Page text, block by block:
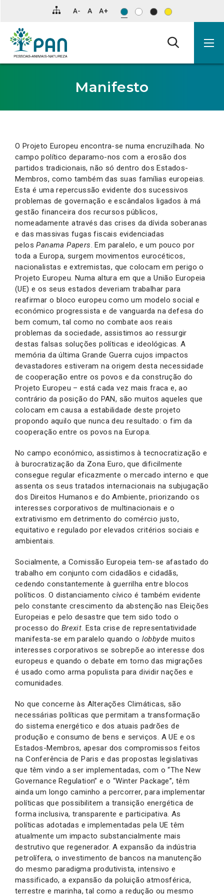
para
conteúdo
principal
da
Manifesto
O Projeto Europeu encontra-se numa encruzilhada. No
campo político deparamo-nos com a erosão dos
partidos tradicionais, não só dentro dos Estados-
Membros, como também das suas famílias europeias.
Esta é uma repercussão evidente dos sucessivos
problemas de governação e escândalos ligados à má
gestão financeira dos recursos públicos,
nomeadamente através das crises da dívida soberanas
e das massivas fugas fiscais evidenciadas
pelosPanama Papers. Em paralelo, e um pouco por
toda a Europa, surgem movimentos eurocéticos,
nacionalistas e extremistas, que colocam em perigo o
Projeto Europeu. Numa altura em que a União Europeia
(UE) e os seus estados deveriam trabalhar para
reafirmar o bloco europeu como um modelo social e
económico progressista e de vanguarda na defesa do
bem comum, tal como no combate aos reais
problemas da sociedade, assistimos ao ressurgir
destas falsas soluções políticas e ideológicas. A
memória da última Grande Guerra cujos impactos
devastadores estiveram na origem desta necessidade
de cooperação entre os povos e da construção do
Projeto Europeu – está cada vez mais fraca e, ao
contrário da posição do PAN, são muitos aqueles que
colocam em causa a estabilidade deste projeto
propondo aquilo que nunca deu resultado: o fim da
cooperação entre os povos na Europa.
No campo económico, assistimos à tecnocratização e
à burocratização da Zona Euro, que dificilmente
consegue regular eficazmente o mercado interno e que
assenta os seus tratados internacionais na subjugação
dos Direitos Humanos e do Ambiente, priorizando os
interesses corporativos de multinacionais e o
extrativismo em detrimento do comércio justo,
equitativo e regulado por elevados critérios sociais e
ambientais.
Socialmente, a Comissão Europeia tem-se afastado do
trabalho em conjunto com cidadãos e cidadãs,
cedendo constantemente à guerrilha entre blocos
políticos. O distanciamento cívico é também evidente
pelo constante crescimento da abstenção nas Eleições
Europeias e pelo desastre que tem sido todo o
processo do Brexit. Esta crise de representatividade
manifesta-se em paralelo quando o lobbyde muitos
interesses corporativos se sobrepõe ao interesse dos
europeus e quando o debate em torno das migrações
é usado como arma populista para dividir nações e
comunidades.
No que concerne às Alterações Climáticas, são
necessárias políticas que permitam a transformação
do sistema energético e dos atuais padrões de
produção e consumo de bens e serviços. A UE e os
Estados-Membros, apesar dos compromissos feitos
na Conferência de Paris e das propostas legislativas
que têm vindo a ser implementadas, com o “The New
Governance Regulation” e o “Winter Package”, têm
ainda um longo caminho a percorrer, para implementar
políticas que possibilitem a transição energética de
forma inclusiva, transparente e participativa. As
políticas adotadas e implementadas pela UE têm
atualmente um impacto substancialmente mais
destrutivo que regenerador. A expansão da indústria
petrolífera, o investimento de bancos na manutenção
do mesmo paradigma produtivista, intensivo e
massificado, a expansão da poluição atmosférica,
terrestre e marinha, tal como a redução ou mesmo